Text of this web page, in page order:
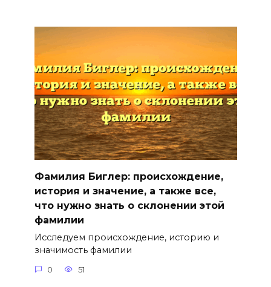
Фамилия Биглер: происхождение,
история и значение, а также все,
что нужно знать о склонении этой
фамилии
Исследуем происхождение, историю и
значимость фамилии
0 51